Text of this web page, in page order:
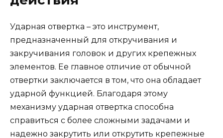
Ударная отвертка – это инструмент,
предназначенный для откручивания и
закручивания головок и других крепежных
элементов. Ее главное отличие от обычной
отвертки заключается в том, что она обладает
ударной функцией. Благодаря этому
механизму ударная отвертка способна
справиться с более сложными задачами и
надежно закрутить или открутить крепежные